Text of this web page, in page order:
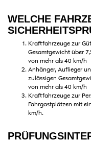
WELCHE
Kraftfahrzeuge zur
Gesamtgewicht über
von mehr als 40 km/h
Anhänger, Auflieger
zulässigen
von mehr als 40 km/h
Kraftfahrzeuge zur
Fahrgastplätzen mit
km/h.